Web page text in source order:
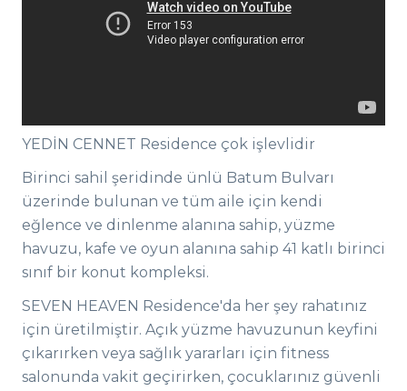
YEDİN CENNET Residence çok işlevlidir
Birinci sahil şeridinde ünlü Batum Bulvarı
üzerinde bulunan ve tüm aile için kendi
eğlence ve dinlenme alanına sahip, yüzme
havuzu, kafe ve oyun alanına sahip 41 katlı birinci
sınıf bir konut kompleksi.
SEVEN HEAVEN Residence'da her şey rahatınız
için üretilmiştir. Açık yüzme havuzunun keyfini
çıkarırken veya sağlık yararları için fitness
salonunda vakit geçirirken, çocuklarınız güvenli